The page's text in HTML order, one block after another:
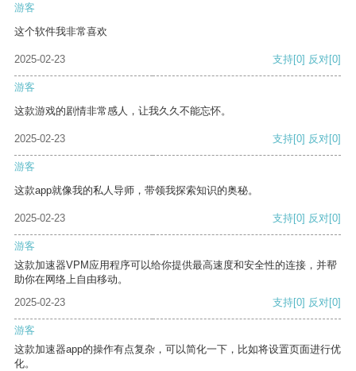
游客
这个软件我非常喜欢
2025-02-23 支持[0] 反对[0]
游客
这款游戏的剧情非常感人，让我久久不能忘怀。
2025-02-23 支持[0] 反对[0]
游客
这款app就像我的私人导师，带领我探索知识的奥秘。
2025-02-23 支持[0] 反对[0]
游客
这款加速器VPM应用程序可以给你提供最高速度和安全性的连接，并帮
助你在网络上自由移动。
2025-02-23
支持[0] 反对[0]
游客
这款加速器app的操作有点复杂，可以简化一下，比如将设置页面进行优
化。